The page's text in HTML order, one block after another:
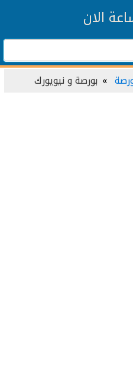
الان
بورصة و نيويورك